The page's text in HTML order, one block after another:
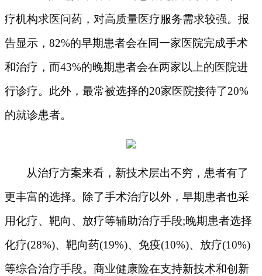
疗机构求医问药，对高质量医疗服务需求较强。报
告显示， 82%的早期患者会在同一家医院完成手术
和治疗，而43%的晚期患者会在两家以上的医院进
行诊疗。此外，最常被选择的20家医院接待了20%
的就诊患者。
从治疗方案来看，新技术层出不穷，患者有了
更丰富的选择。除了手术治疗以外，早期患者也采
用化疗、靶向、放疗等辅助治疗手段;晚期患者选择
化疗(28%)、靶向药(19%)、免疫(10%)、放疗(10%)
等综合治疗手段。商业健康险在支持新技术和创新